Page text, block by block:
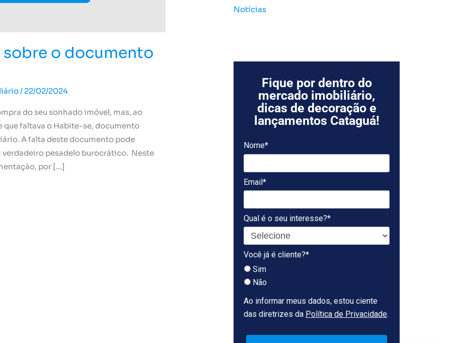
o documento
/ 22/02/2024
do seu sonhado imóvel, mas, ao
faltava o Habite-se, documento
A falta deste documento pode
pesadelo burocrático. Neste
por […]
Notícias
Fique por dentro do
mercado imobiliário,
dicas de decoração e
lançamentos Cataguá!
Nome*
Email*
Qual é o seu interesse?*
Você já é cliente?*
Sim
Não
Ao informar meus dados, estou ciente
das diretrizes da Política de Privacidade.